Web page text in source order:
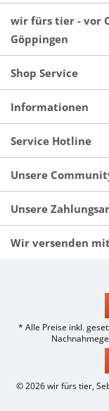
wir fürs tier - vor
Göppingen
Shop Service
Informationen
Service Hotline
Unsere
Unsere
Wir versenden
* Alle Preise inkl.
© 2026 wir fürs tier,